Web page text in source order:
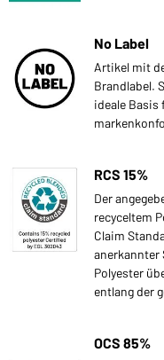
No Label
Artikel mit
Brandlabel.
ideale
RCS 15%
Der
recyceltem
Claim
anerkannter
Polyester
entlang der
OCS 85%